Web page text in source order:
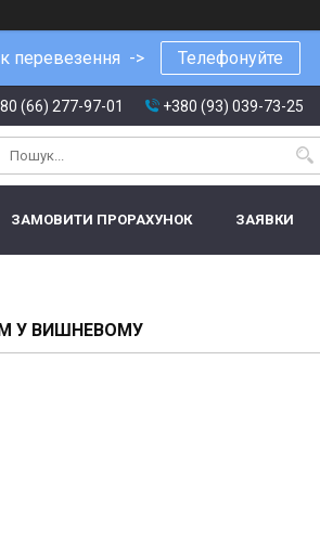
перевезення -> Телефонуйте
(66) 277-97-01 +380 (93) 039-73-25
ЗАМОВИТИ ПРОРАХУНОК ЗАЯВКИ
У ВИШНЕВОМУ